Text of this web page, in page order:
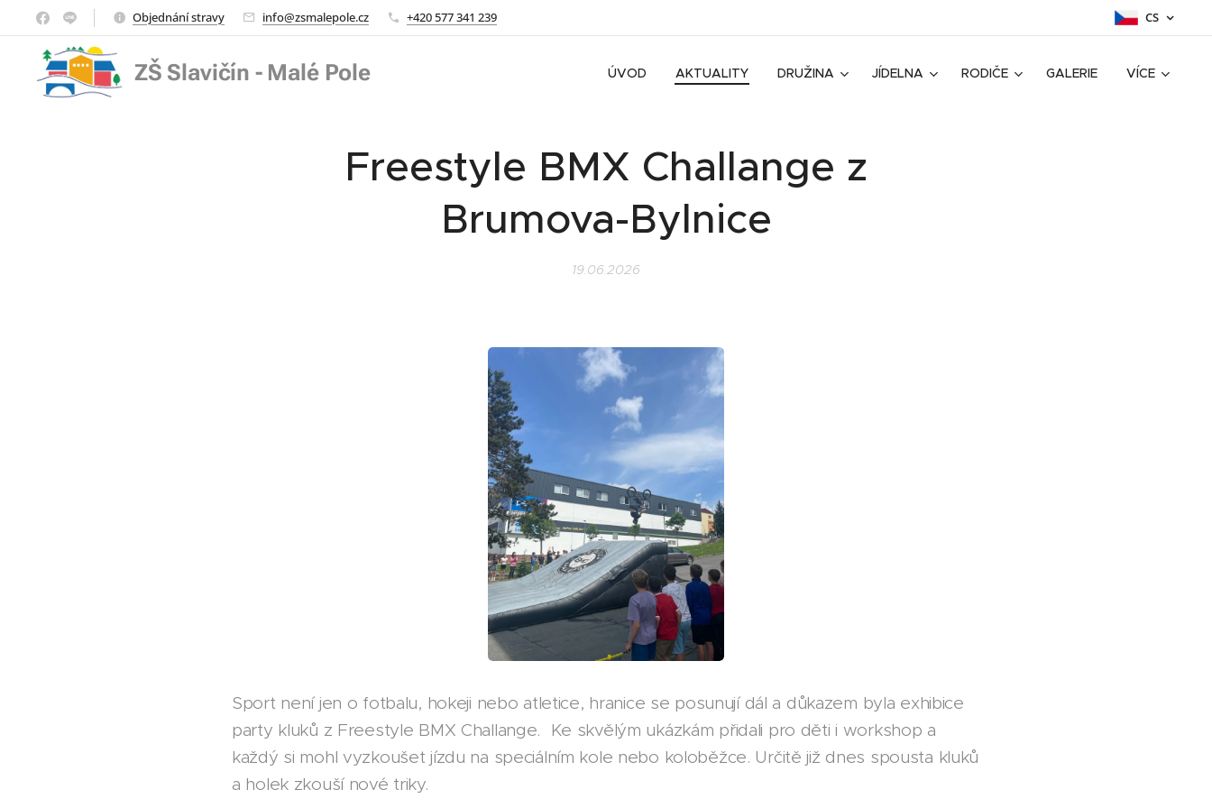
Objednání stravy info@zsmalepole.cz +420 577 341 239 CS
ZŠ Slavičín - Malé Pole ÚVOD AKTUALITY DRUŽINA JÍDELNA RODIČE GALERIE VÍCE
Freestyle BMX Challange z
Brumova-Bylnice
19.06.2026
Sport není jen o fotbalu, hokeji nebo atletice, hranice se posunují dál a důkazem byla exhibice
party kluků z Freestyle BMX Challange. Ke skvělým ukázkám přidali pro děti i workshop a
každý si mohl vyzkoušet jízdu na speciálním kole nebo koloběžce. Určitě již dnes spousta kluků
a holek zkouší nové triky.